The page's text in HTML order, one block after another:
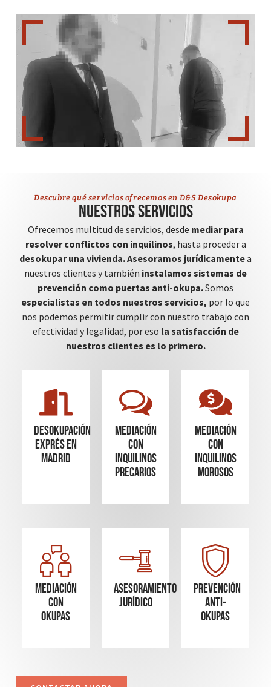
Descubre qué servicios ofrecemos en D&S Desokupa
Nuestros servicios
Ofrecemos multitud de servicios, desde mediar para
resolver conflictos con inquilinos, hasta proceder a
desokupar una vivienda.Asesoramos jurídicamentea
nuestros clientes y también instalamos sistemas de
prevención como puertas anti-okupa.Somos
especialistas en todos nuestros servicios, por lo que
nos podemos permitir cumplir con nuestro trabajo con
efectividad y legalidad, por eso la satisfacción de
nuestros clientes es lo primero.
Desokupación
Exprés en
madrid
mediación
con
inquilinos
precarios
mediación
con
inquilinos
morosos
Mediación
con
okupas
Asesoramiento
Jurídico
Prevención
Anti-
Okupas